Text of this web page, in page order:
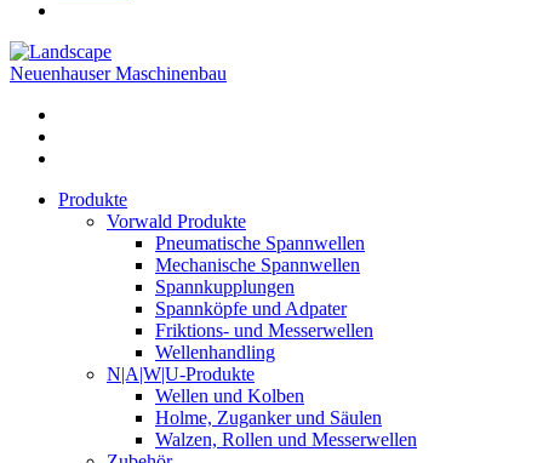
Neuenhauser Maschinenbau
Produkte
Vorwald Produkte
Pneumatische Spannwellen
Mechanische Spannwellen
Spannkupplungen
Spannköpfe und Adpater
Friktions- und Messerwellen
Wellenhandling
N|A|W|U-Produkte
Wellen und Kolben
Holme, Zuganker und Säulen
Walzen, Rollen und Messerwellen